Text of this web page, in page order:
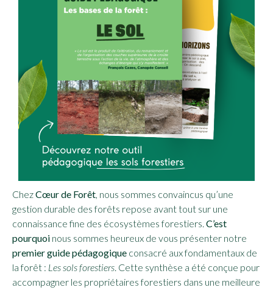
ChezCœur de Forêt, nous sommes convaincus qu’une
gestion durable des forêts repose avant tout sur une
connaissance fine des écosystèmes forestiers. C’est
pourquoi nous sommes heureux de vous présenter notre
premier guide pédagogique consacré aux fondamentaux de
la forêt : Les sols forestiers. Cette synthèse a été conçue pour
accompagner les propriétaires forestiers dans une meilleure